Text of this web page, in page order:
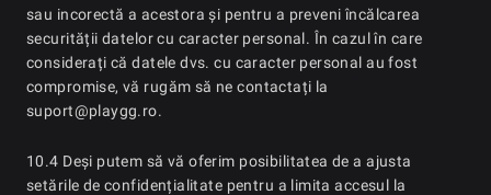
sau incorectă a acestora și pentru a preveni încălcarea
securității datelor cu caracter personal. În cazul în care
considerați că datele dvs. cu caracter personal au fost
compromise, vă rugăm să ne contactați la
suport@playgg.ro.
10.4 Deși putem să vă oferim posibilitatea de a ajusta
setările de confidențialitate pentru a limita accesul la